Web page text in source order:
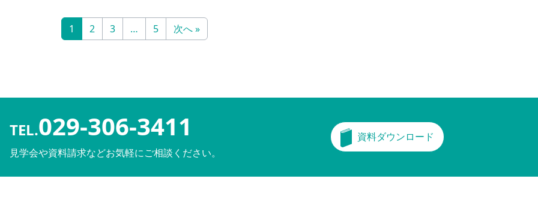
1 2 3 … 5 次へ »
TEL.029-306-3411
見学会や資料請求などお気軽にご相談ください。
資料ダウンロード